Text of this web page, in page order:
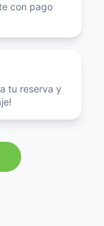
con pago
tu reserva y